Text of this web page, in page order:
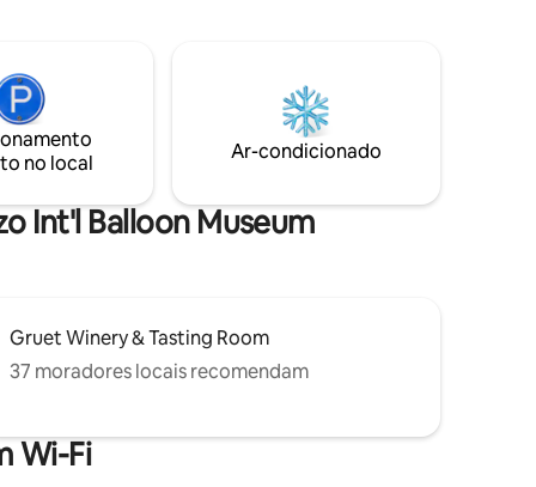
ar
moderno em nossa "Little Dublin" longe
no local
Ar-condicionado
Int'l Balloon Museum
Gruet Winery & Tasting Room
37 moradores locais recomendam
Wi-Fi